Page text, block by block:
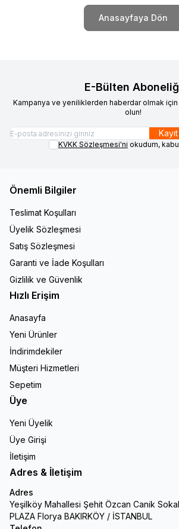
Anasayfaya Dön
E-Bülten
Kampanya ve yeniliklerden haberdar olmak
olun!
KVKK Sözleşmesi'ni okudum,
Önemli Bilgiler
Teslimat Koşulları
Üyelik Sözleşmesi
Satış Sözleşmesi
Garanti ve İade Koşulları
Gizlilik ve Güvenlik
Hızlı Erişim
Anasayfa
Yeni Ürünler
İndirimdekiler
Müşteri Hizmetleri
Sepetim
Üye
Yeni Üyelik
Üye Girişi
İletişim
Adres & İletişim
Adres
Yeşilköy Mahallesi Şehit Özcan Canik
PLAZA Florya BAKIRKÖY / İSTANBUL